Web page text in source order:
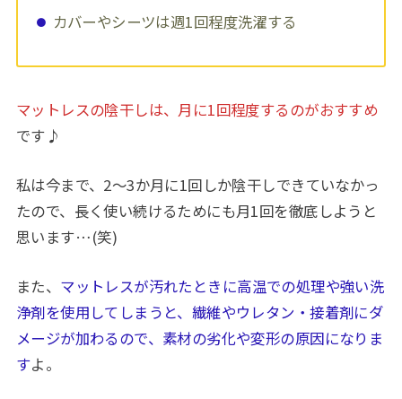
カバーやシーツは週1回程度洗濯する
マットレスの陰干しは、月に1回程度するのがおすすめ
です♪
私は今まで、2～3か月に1回しか陰干しできていなかっ
たので、長く使い続けるためにも月1回を徹底しようと
思います…(笑)
また、 マットレスが汚れたときに高温での処理や強い洗
浄剤を使用してしまうと、繊維やウレタン・接着剤にダ
メージが加わるので、素材の劣化や変形の原因になりま
すよ。